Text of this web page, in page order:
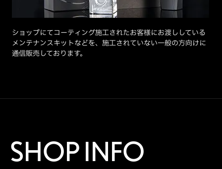
ショップにてコーティング施工されたお客様にお渡ししている
メンテナンスキットなどを、施工されていない一般の方向けに
通信販売しております。
SHOP INFO